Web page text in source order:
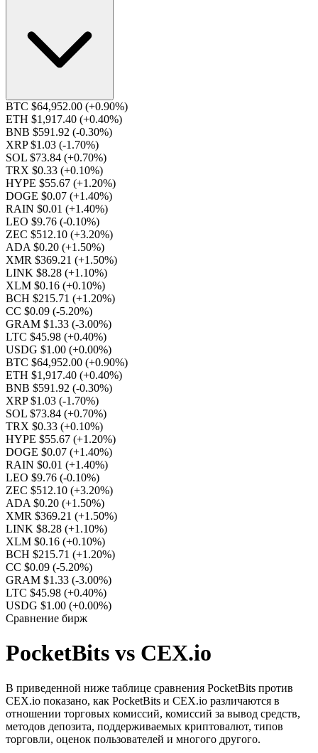
BTC $64,952.00 (+0.90%)
ETH $1,917.40 (+0.40%)
BNB $591.92 (-0.30%)
XRP $1.03 (-1.70%)
SOL $73.84 (+0.70%)
TRX $0.33 (+0.10%)
HYPE $55.67 (+1.20%)
DOGE $0.07 (+1.40%)
RAIN $0.01 (+1.40%)
LEO $9.76 (-0.10%)
ZEC $512.10 (+3.20%)
ADA $0.20 (+1.50%)
XMR $369.21 (+1.50%)
LINK $8.28 (+1.10%)
XLM $0.16 (+0.10%)
BCH $215.71 (+1.20%)
CC $0.09 (-5.20%)
GRAM $1.33 (-3.00%)
LTC $45.98 (+0.40%)
USDG $1.00 (+0.00%)
BTC $64,952.00 (+0.90%)
ETH $1,917.40 (+0.40%)
BNB $591.92 (-0.30%)
XRP $1.03 (-1.70%)
SOL $73.84 (+0.70%)
TRX $0.33 (+0.10%)
HYPE $55.67 (+1.20%)
DOGE $0.07 (+1.40%)
RAIN $0.01 (+1.40%)
LEO $9.76 (-0.10%)
ZEC $512.10 (+3.20%)
ADA $0.20 (+1.50%)
XMR $369.21 (+1.50%)
LINK $8.28 (+1.10%)
XLM $0.16 (+0.10%)
BCH $215.71 (+1.20%)
CC $0.09 (-5.20%)
GRAM $1.33 (-3.00%)
LTC $45.98 (+0.40%)
USDG $1.00 (+0.00%)
Сравнение бирж
PocketBits vs CEX.io
В приведенной ниже таблице сравнения PocketBits против
CEX.io показано, как PocketBits и CEX.io различаются в
отношении торговых комиссий, комиссий за вывод средств,
методов депозита, поддерживаемых криптовалют, типов
торговли, оценок пользователей и многого другого.